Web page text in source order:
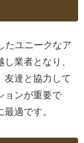
たユニークなア
業者となり、
友達と協力して
ョンが重要で
適です。